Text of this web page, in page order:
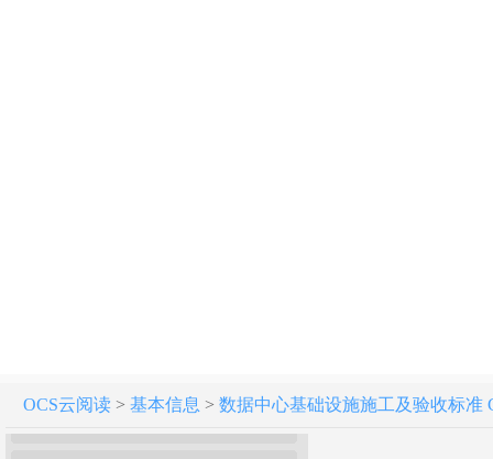
OCS云阅读> 基本信息 > 数据中心基础设施施工及验收标准